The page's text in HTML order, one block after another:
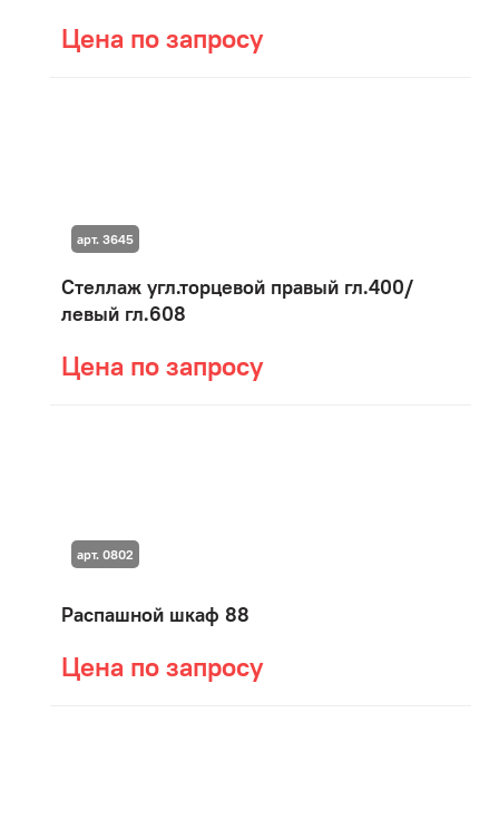
Цена по запросу
Стеллаж угл.торцевой правый гл.400/
левый гл.608
Цена по запросу
арт. 3645
Распашной шкаф 88
Цена по запросу
арт. 0802